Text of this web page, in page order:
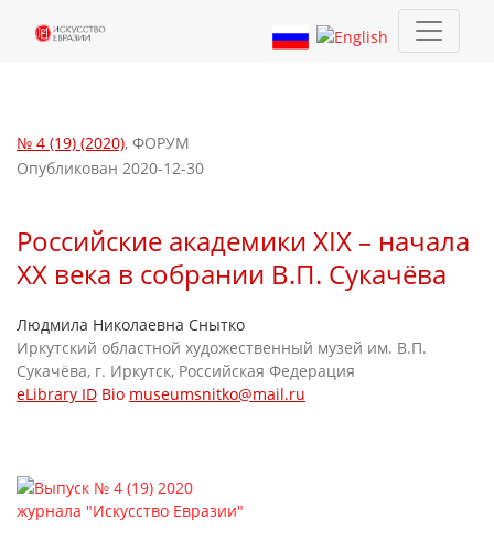
Российские академики XIX – начала XX века в собрании В.П.
№ 4 (19) (2020), ФОРУМ
Российские академики XIX – начала
XX века в собрании В.П. Сукачёва
Опубликован 2020-12-30
Людмила Николаевна Снытко
Иркутский областной художественный музей им. В.П.
Сукачёва, г. Иркутск, Российская Федерация
eLibrary ID Bio museumsnitko@mail.ru